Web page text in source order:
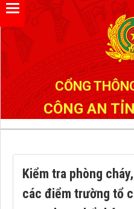
CỔNG
CÔNG AN
Kiểm tra phòng
các điểm trường tổ